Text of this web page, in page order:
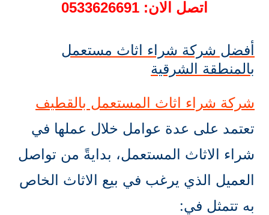
اتصل الان: 0533626691
أفضل شركة شراء اثاث مستعمل
بالمنطقة الشرقية
شركة شراء اثاث المستعمل بالقطيف
تعتمد على عدة عوامل خلال عملها في
شراء الاثاث المستعمل، بدايةً من تواصل
العميل الذي يرغب في بيع الاثاث الخاص
به تتمثل في: